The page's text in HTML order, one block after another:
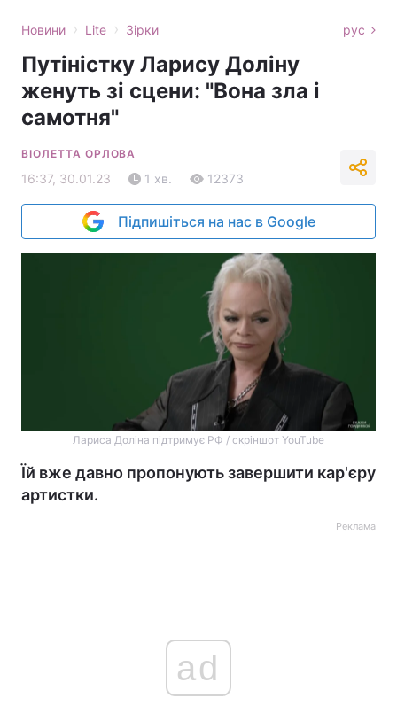
Новини › Lite › Зірки рус
Путіністку Ларису Доліну
женуть зі сцени: "Вона зла і
самотня"
ВІОЛЕТТА ОРЛОВА
16:37, 30.01.23 1 хв. 12373
Підпишіться на нас в Google
Лариса Доліна підтримує РФ / скріншот YouTube
Їй вже давно пропонують завершити кар'єру
артистки.
Реклама
ad